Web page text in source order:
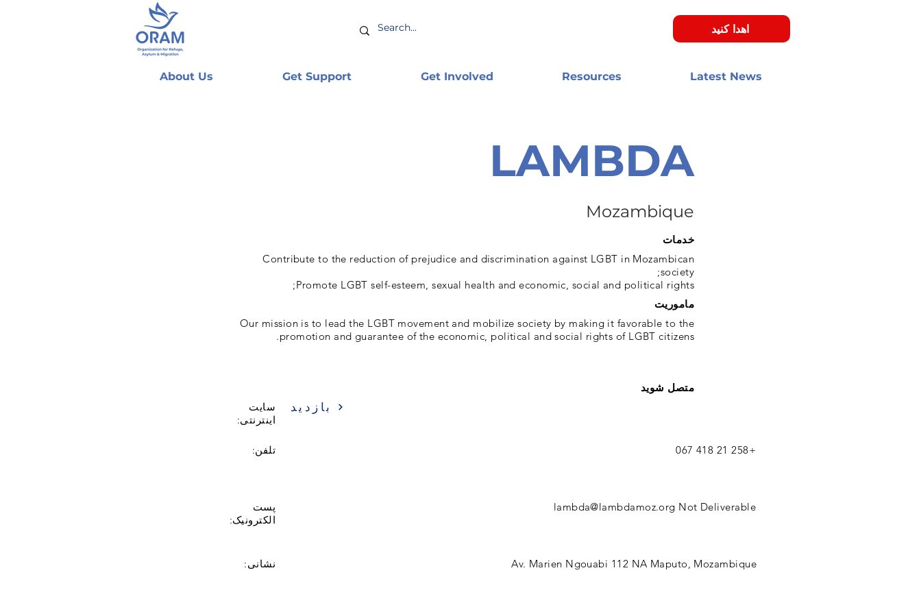
اهدا کنید
About Us Get Support Get Involved Resources Latest News
LAMBDA
Mozambique
خدمات
Contribute to the reduction of prejudice and discrimination against LGBT in Mozambican
society;
Promote LGBT self-esteem, sexual health and economic, social and political rights;
ماموریت
Our mission is to lead the LGBT movement and mobilize society by making it favorable to the
promotion and guarantee of the economic, political and social rights of LGBT citizens.
متصل شوید
سایت
اینترنتی:
بازدید
تلفن: +258 21 418 067
پست
الکترونیک:
lambda@lambdamoz.org Not Deliverable
نشانی: Av. Marien Ngouabi 112 NA Maputo, Mozambique